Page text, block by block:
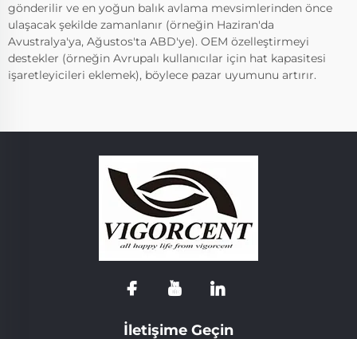
gönderilir ve en yoğun balık avlama mevsimlerinden önce
ulaşacak şekilde zamanlanır (örneğin Haziran'da
Avustralya'ya, Ağustos'ta ABD'ye). OEM özelleştirmeyi
destekler (örneğin Avrupalı kullanıcılar için hat kapasitesi
işaretleyicileri eklemek), böylece pazar uyumunu artırır.
İletişime Geçin